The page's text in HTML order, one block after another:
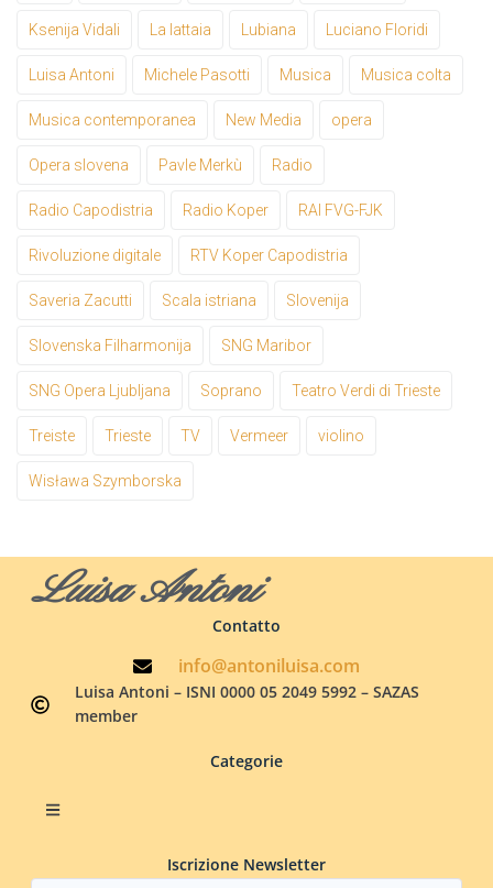
Ksenija Vidali La lattaia Lubiana Luciano Floridi
Luisa Antoni Michele Pasotti Musica Musica colta
Musica contemporanea New Media opera
Opera slovena Pavle Merkù Radio
Radio Capodistria Radio Koper RAI FVG-FJK
Rivoluzione digitale RTV Koper Capodistria
Saveria Zacutti Scala istriana Slovenija
Slovenska Filharmonija SNG Maribor
SNG Opera Ljubljana Soprano Teatro Verdi di Trieste
Treiste Trieste TV Vermeer violino
Wisława Szymborska
Luisa Antoni
Contatto
info@antoniluisa.com
Luisa Antoni – ISNI 0000 05 2049 5992 – SAZAS
member
Categorie
Iscrizione Newsletter